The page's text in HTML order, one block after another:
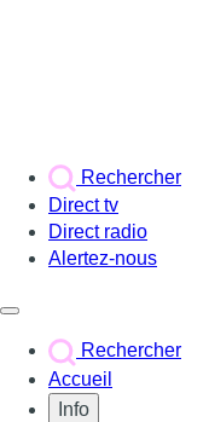
Rechercher
Direct tv
Direct radio
Alertez-nous
Rechercher
Accueil
Info